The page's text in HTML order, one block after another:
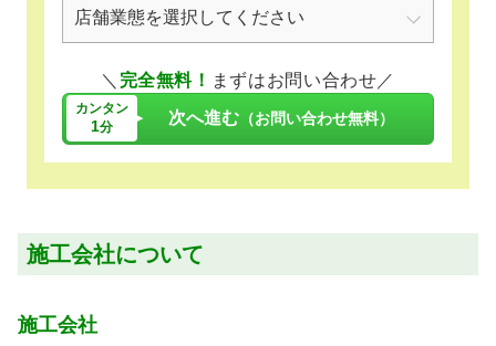
＼ 完全無料！ まずはお問い合わせ／
カンタン
1分 次へ進む （お問い合わせ無料）
施工会社について
施工会社